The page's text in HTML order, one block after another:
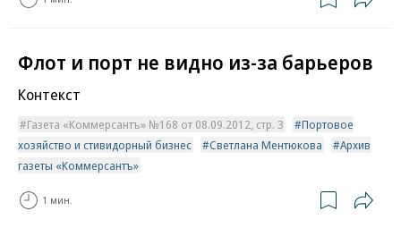
Флот и порт не видно из-за барьеров
Контекст
Газета «Коммерсантъ» №168 от 08.09.2012, стр. 3
Портовое
хозяйство и стивидорный бизнес
Светлана Ментюкова
Архив
газеты «Коммерсантъ»
1 мин.